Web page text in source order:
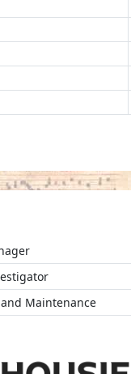
Maintenance